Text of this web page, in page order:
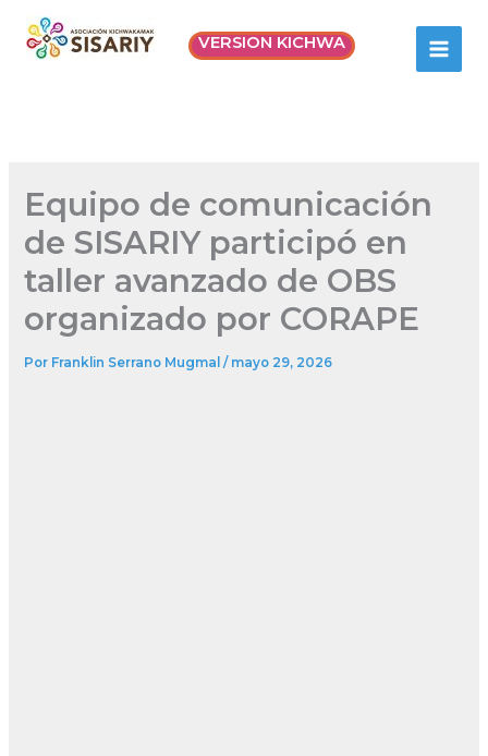
contenido
VERSION KICHWA
Equipo de comunicación
de SISARIY participó en
taller avanzado de OBS
organizado por CORAPE
Por Franklin Serrano Mugmal/ mayo 29, 2026